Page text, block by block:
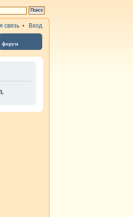
форум
связь • Вход